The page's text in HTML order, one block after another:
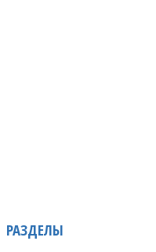
РАЗДЕЛЫ